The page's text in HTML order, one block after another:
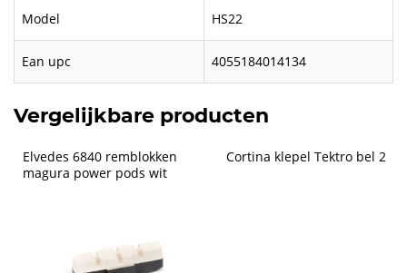
Model HS22
Ean upc 4055184014134
Vergelijkbare producten
Elvedes 6840 remblokken
magura power pods wit
Cortina klepel Tektro bel 2